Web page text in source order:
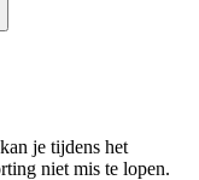
je tijdens het
niet mis te lopen.